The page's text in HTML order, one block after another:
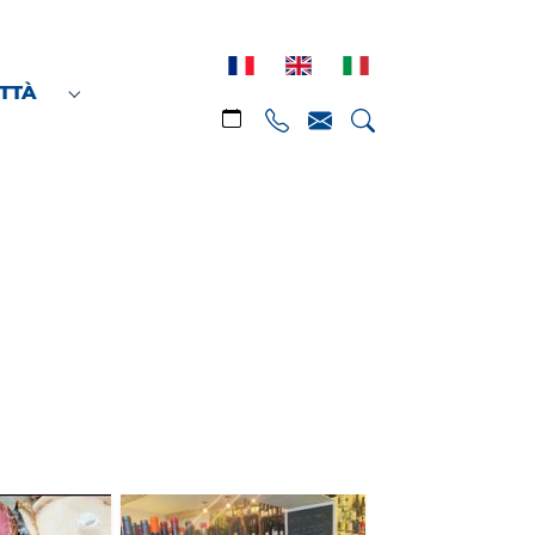
Submenu for "Scoprire la città"
CalendarioTéléphone
EmailCercare